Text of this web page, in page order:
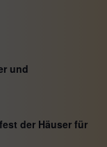
und
der Häuser für